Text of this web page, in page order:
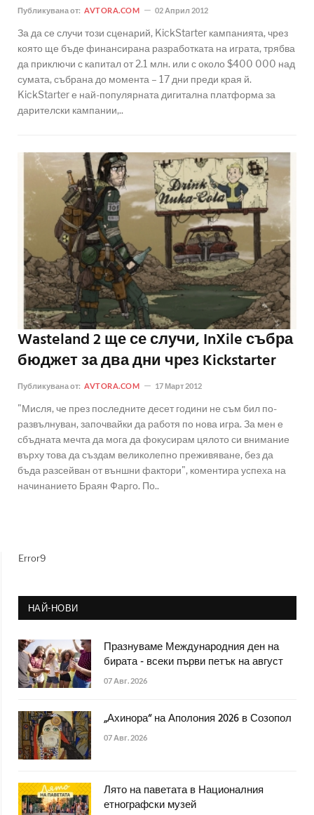
Публикувана от: AVTORA.COM 02 Април 2012
За да се случи този сценарий, KickStarter кампанията, чрез
която ще бъде финансирана разработката на играта, трябва
да приключи с капитал от 2.1 млн. или с около $400 000 над
сумата, събрана до момента – 17 дни преди края й.
KickStarter е най-популярната дигитална платформа за
дарителски кампании,..
Wasteland 2 ще се случи, InXile събра
бюджет за два дни чрез Kickstarter
Публикувана от: AVTORA.COM 17 Март 2012
"Мисля, че през последните десет години не съм бил по-
развълнуван, започвайки да работя по нова игра. За мен е
сбъдната мечта да мога да фокусирам цялото си внимание
върху това да създам великолепно преживяване, без да
бъда разсейван от външни фактори", коментира успеха на
начинанието Браян Фарго. По..
Error9
НАЙ-НОВИ
Празнуваме Международния ден на
бирата - всеки първи петък на август
07 Авг. 2026
„Ахинора“ на Аполония 2026 в Созопол
07 Авг. 2026
Лято на паветата в Националния
етнографски музей